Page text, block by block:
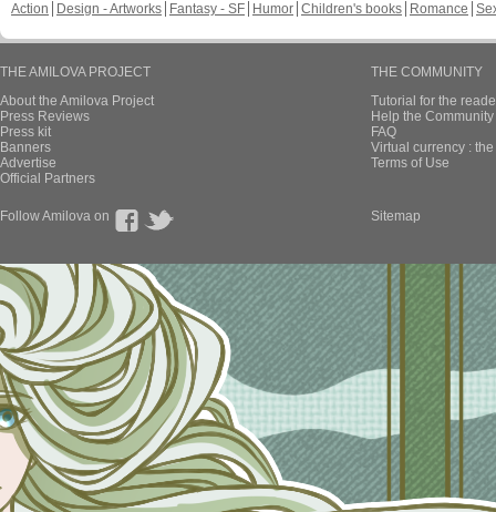
Action
Design - Artworks Fantasy - SF Humor Children's books Romance
THE AMILOVA PROJECT
About the Amilova Project
Press Reviews
Press kit
Banners
Advertise
Official Partners
THE COMMUNITY
Tutorial for the
Help the
FAQ
Virtual currency :
Terms of Use
Follow Amilova on Sitemap